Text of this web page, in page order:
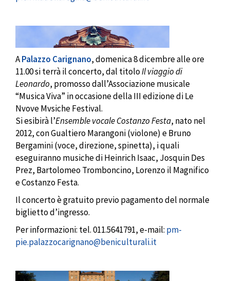
APalazzo Carignano, domenica 8 dicembre alle ore
11.00 si terrà il concerto, dal titoloIl viaggio di
Leonardo, promosso dall’Associazione musicale
“Musica Viva” in occasione della III edizione di Le
Nvove Mvsiche Festival.
Si esibirà l’Ensemble vocale Costanzo Festa, nato nel
2012, con Gualtiero Marangoni (violone) e Bruno
Bergamini (voce, direzione, spinetta), i quali
eseguiranno musiche di Heinrich Isaac, Josquin Des
Prez, Bartolomeo Tromboncino, Lorenzo il Magnifico
e Costanzo Festa.
Il concerto è gratuito previo pagamento del normale
biglietto d’ingresso.
Per informazioni: tel. 011.5641791, e-mail: pm-
pie.palazzocarignano@beniculturali.it